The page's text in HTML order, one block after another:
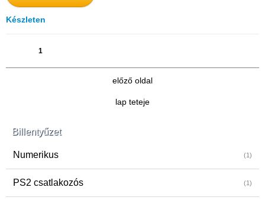
Billentyűzet
Numerikus (1)
PS2 csatlakozós (1)
Készleten
1
előző oldal
lap teteje